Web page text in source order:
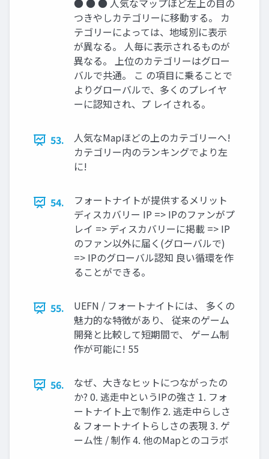
● ● ● 人気なマップほど左上の目の
つきやしカテゴリーに移動する。 カ
テゴリーによっては、地域別に表示
が異なる。 人毎に表示されるものが
異なる。 上位のカテゴリーはグロー
バルで共通。 こ の項目に乗ることで
よりグローバルで、多くのプレイヤ
ーに認知され、プ レイされる。
53.
人気なMapほどの上のカテゴリーへ!
カテゴリー内のランキングでより左
に!
54.
フォートナイトが提供するメリット
ディスカバリー IP => IPのファンがプ
レイ => ディスカバリーに掲載 => IP
のファン以外に届く(グローバルで)
=> IPのグローバル認知 良い循環を作
ることができる。
55.
UEFN / フォートナイトには、 多くの
魅力的な特徴があり、 従来のゲーム
開発と比較して短期間で、 ゲーム制
作が可能に! 55
56.
なぜ、大きなヒットにつながったの
か? 0. 逃走中というIPの強さ 1. フォ
ートナイト上で制作 2. 逃走中らしさ
& フォートナイトらしさの表現 3. ゲ
ーム性 / 制作 4. 他のMapとのコラボ